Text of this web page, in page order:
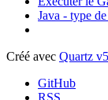
Java - type
Créé avec Quartz
GitHub
RSS